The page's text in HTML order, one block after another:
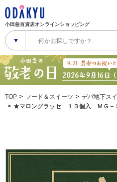
小田急百貨店オンラインショッピング
TOP フード＆スイーツ デパ地下ス
★マロングラッセ １３個入 ＭＧ－